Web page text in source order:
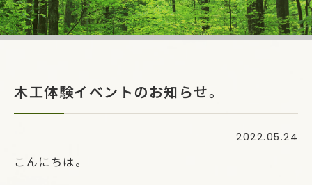
木工体験イベントのお知らせ。
2022.05.24
こんにちは。